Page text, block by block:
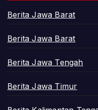
Berita Jawa Barat
Berita Jawa Barat
Berita Jawa Tengah
Berita Jawa Timur